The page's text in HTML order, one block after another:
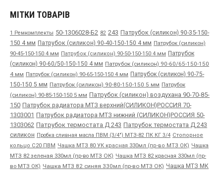
МІТКИ ТОВАРІВ
1 Ремкомплекты 50-1306028-Б2 82 243 Патрубок (силикон) 90-35-150-
150 4 мм Патрубок (силикон) 90-40-150-150 4 мм Патрубок (силикон)
90-45-150-150 4 мм Патрубок (силикон) 90-50-150-150 4 мм Патрубок
(силикон) 90-60/50-150-150 4 мм Патрубок (силикон) 90-60/65-150-150
4 мм Патрубок (силикон) 90-65-150-150 4 мм Патрубок (силикон) 90-75-
150-150 5 мм Патрубок (силикон) 90-80-150-150 5 мм Патрубок
(силикон) 90-85-150-150 5 мм Патрубок (силикон) воздухана 90-70-85-
150 Патрубок радиатора МТЗ верхний(СИЛИКОН)РОССИЯ 70-
1303001 Патрубок радиатора МТЗ нижний (СИЛИКОН)РОССИЯ 50-
1303062 Патрубок термостата Д 243 Патрубок термостата Д 243
силикон Пробка сливная масла ПВМ (3/4") МТЗ-82 ПК КГ 3/4 Стопорное
кольцо С20 ПВМ Чашка МТЗ 80 УК красная 330мл (пр-во МТЗ ОК) Чашка
МТЗ 82 зеленая 330мл (пр-во МТЗ ОК) Чашка МТЗ 82 красная 330мл (пр-
во МТЗ ОК) Чашка МТЗ 82 синяя 330мл (пр-во МТЗ ОК) Чашка МТЗ МК